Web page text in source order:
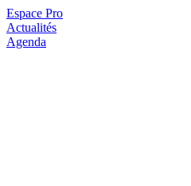
Espace Pro
Actualités
Agenda